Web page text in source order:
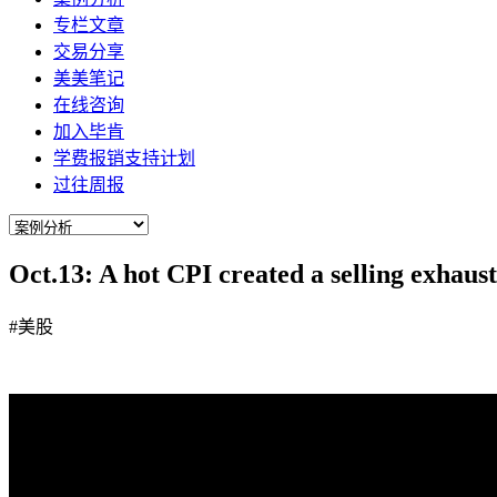
专栏文章
交易分享
美美笔记
在线咨询
加入毕肯
学费报销支持计划
过往周报
Oct.13: A hot CPI created a selling
#美股